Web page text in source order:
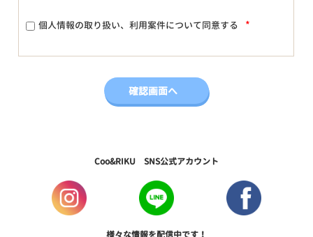
個人情報の取り扱い、利用案件について同意する *
Coo&RIKU SNS公式アカウント
様々な情報を配信中です！